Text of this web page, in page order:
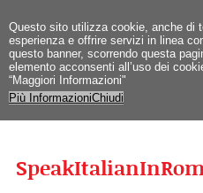
Questo sito utilizza cookie, anche di
esperienza e offrire servizi in linea
questo banner, scorrendo questa
elemento acconsenti all’uso dei
“Maggiori Informazioni"
Più InformazioniChiudi